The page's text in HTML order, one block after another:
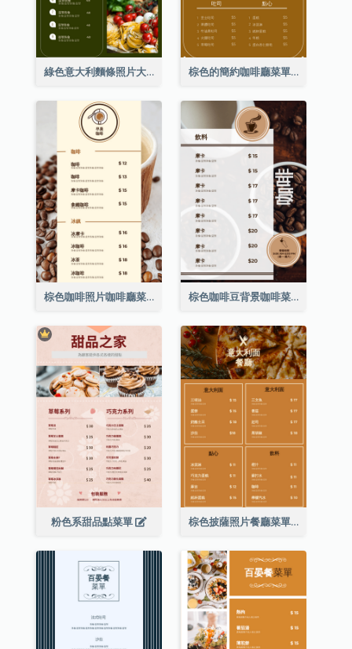
綠色意大利麵條照片大餐廳菜單 棕色的簡約咖啡廳菜單
棕色咖啡照片咖啡廳菜單 棕色咖啡豆背景咖啡菜單
粉色系甜品點菜單 棕色披薩照片餐廳菜單